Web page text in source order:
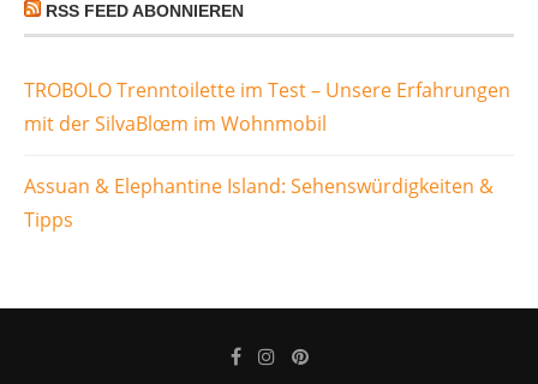
RSS FEED ABONNIEREN
TROBOLO Trenntoilette im Test – Unsere Erfahrungen
mit der SilvaBlœm im Wohnmobil
Assuan & Elephantine Island: Sehenswürdigkeiten &
Tipps